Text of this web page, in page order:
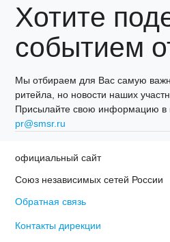
Хотите
событием
Мы отбираем для Вас самую
ритейла, но новости наших
Присылайте свою информацию в
pr@smsr.ru
официальный сайт
Союз независимых сетей России
Обратная связь
Контакты дирекции